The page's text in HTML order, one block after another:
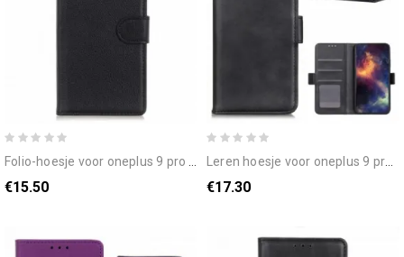
folio-hoesje voor oneplus 9 pro traditioneel kunstleer
€15.50
leren hoesje voor oneplus 9 pro folio-hoesje dubbele klep
€17.30